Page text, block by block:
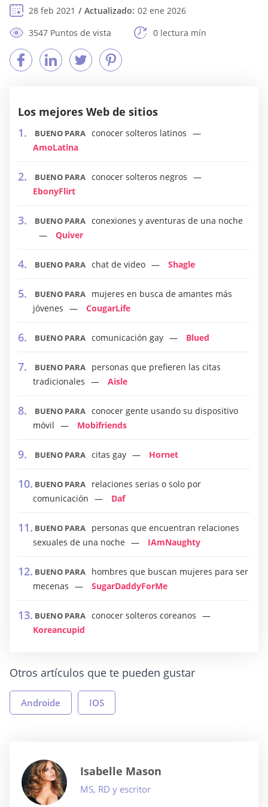
28 feb 2021
Actualizado: 02 ene 2026
3547 Puntos de vista
0 lectura mín
Los mejores Web de sitios
BUENO PARA conocer solteros latinos
AmoLatina
BUENO PARA conocer solteros negros
EbonyFlirt
BUENO PARA conexiones y aventuras de una noche
Quiver
BUENO PARA chat de video Shagle
BUENO PARA
mujeres en busca de amantes más
jóvenes
CougarLife
BUENO PARA comunicación gay Blued
BUENO PARA
personas que prefieren las citas
tradicionales
Aisle
BUENO PARA conocer gente usando su dispositivo
móvil
Mobifriends
BUENO PARA citas gay Hornet
BUENO PARA
relaciones serias o solo por
comunicación
Daf
BUENO PARA
personas que encuentran relaciones
sexuales de una noche
IAmNaughty
BUENO PARA
hombres que buscan mujeres para ser
mecenas
SugarDaddyForMe
BUENO PARA conocer solteros coreanos
Koreancupid
Otros artículos que te pueden gustar
Androide IOS
Isabelle Mason
MS, RD y escritor